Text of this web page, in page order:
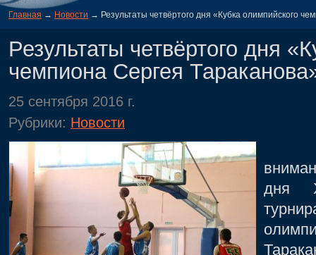
Главная → Новости → Результаты четвёртого дня «Кубка олимпийского
Результаты четвёртого дня
чемпиона Сергея
25 сентября 2016 г.
Рубрики: Новости
дня